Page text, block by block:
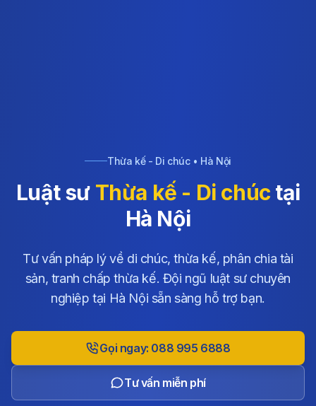
Thừa kế - Di chúc • Hà Nội
Luật sư Thừa kế - Di chúctại
Hà Nội
Tư vấn pháp lý về di chúc, thừa kế, phân chia tài
sản, tranh chấp thừa kế. Đội ngũ luật sư chuyên
nghiệp tại Hà Nội sẵn sàng hỗ trợ bạn.
Gọi ngay: 088 995 6888
Tư vấn miễn phí